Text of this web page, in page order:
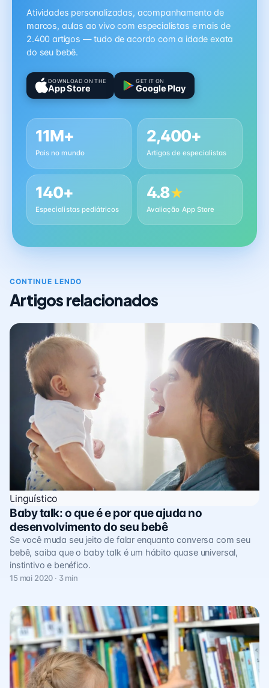
Atividades personalizadas, acompanhamento de
marcos, aulas ao vivo com especialistas e mais de
2.400 artigos — tudo de acordo com a idade exata
do seu bebê.
DOWNLOAD ON THE
App Store
GET IT ON
Google Play
11M+
Pais no mundo
2,400+
Artigos de especialistas
140+
Especialistas pediátricos
4.8★
Avaliação App Store
CONTINUE LENDO
Artigos relacionados
Linguístico
Baby talk: o que é e por que ajuda no
desenvolvimento do seu bebê
Se você muda seu jeito de falar enquanto conversa com seu
bebê, saiba que o baby talk é um hábito quase universal,
instintivo e benéfico.
15 mai 2020 · 3 min